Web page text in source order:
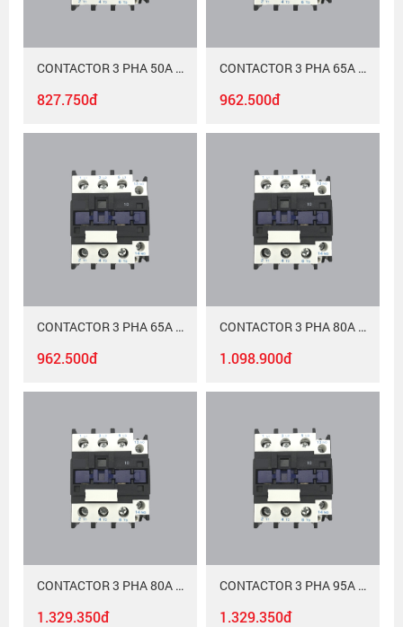
CONTACTOR 3 PHA 50A MAC-350/380
827.750đ
CONTACTOR 3 PHA 65A MAC-365/220
962.500đ
CONTACTOR 3 PHA 65A MAC-365/380
962.500đ
CONTACTOR 3 PHA 80A MAC-380/220
1.098.900đ
CONTACTOR 3 PHA 80A MAC-380/380
1.329.350đ
CONTACTOR 3 PHA 95A MAC-395/220
1.329.350đ